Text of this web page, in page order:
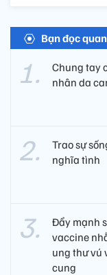
Bạn đọc
Chung tay
nhân da
Trao sự
nghĩa tình
Đẩy mạnh
vaccine
ung thư vú
cung